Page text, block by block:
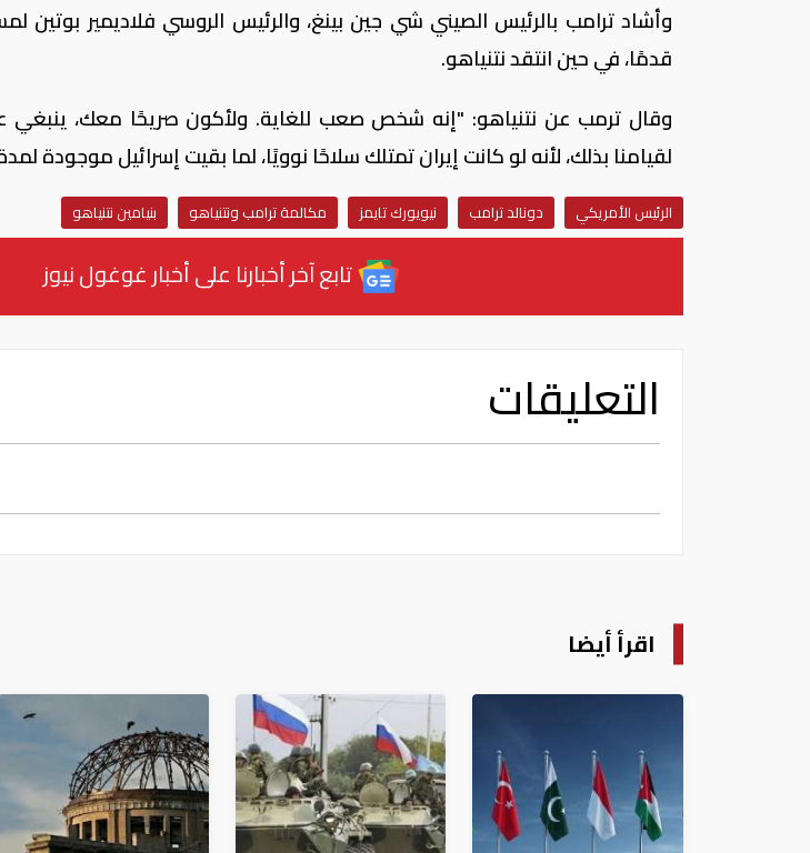
وأشاد ترامب بالرئيس الصيني شي جين بينغ، والرئيس الروسي فلاديمير بوتين
قدمًا، في حين انتقد نتنياهو.
وقال ترمب عن نتنياهو: "إنه شخص صعب للغاية. ولأكون صريحًا معك، ينبغي
لقيامنا بذلك، لأنه لو كانت إيران تمتلك سلاحًا نوويًا، لما بقيت إسرائيل موجودة
الرئيس الأمريكي دونالد ترامب نيويورك تايمز مكالمة ترامب ونتنياهو بنيامين نتنياهو
تابع آخر أخبارنا على أخبار غوغول نيوز
التعليقات
اقرأ أيضا